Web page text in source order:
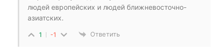
людей европейских и людей ближневосточно-
азиатских.
1 -1 Ответить